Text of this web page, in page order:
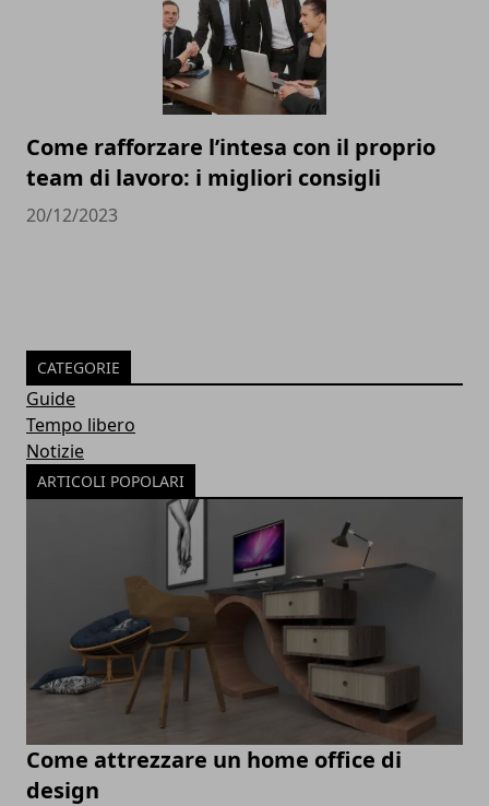
Come rafforzare l’intesa con il proprio
team di lavoro: i migliori consigli
20/12/2023
CATEGORIE
Guide
Tempo libero
Notizie
ARTICOLI POPOLARI
Come attrezzare un home office di
design